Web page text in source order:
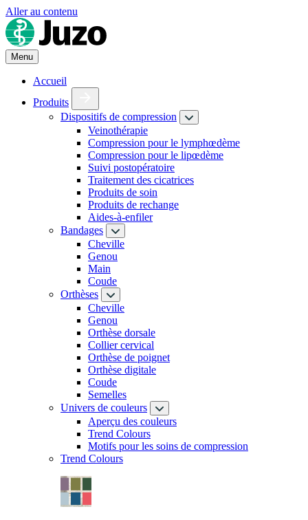
Aller au contenu
Menu
Accueil
Produits
Dispositifs de compression
Veinothérapie
Compression pour le lymphœdème
Compression pour le lipœdème
Suivi postopératoire
Traitement des cicatrices
Produits de soin
Produits de rechange
Aides-à-enfiler
Bandages
Cheville
Genou
Main
Coude
Orthèses
Cheville
Genou
Orthèse dorsale
Collier cervical
Orthèse de poignet
Orthèse digitale
Coude
Semelles
Univers de couleurs
Aperçu des couleurs
Trend Colours
Motifs pour les soins de compression
Trend Colours